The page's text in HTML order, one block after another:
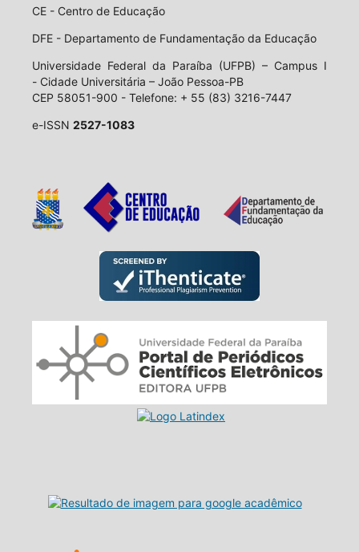
CE - Centro de Educação
DFE - Departamento de Fundamentação da Educação
Universidade Federal da Paraíba (UFPB) – Campus I
- Cidade Universitária – João Pessoa-PB
CEP 58051-900 - Telefone: + 55 (83) 3216-7447
e-ISSN 2527-1083